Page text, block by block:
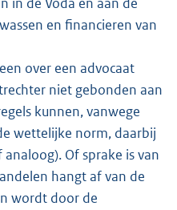
en financieren van
over een advocaat
niet gebonden aan
kunnen, vanwege
wettelijke norm, daarbij
Of sprake is van
hangt af van de
wordt door de